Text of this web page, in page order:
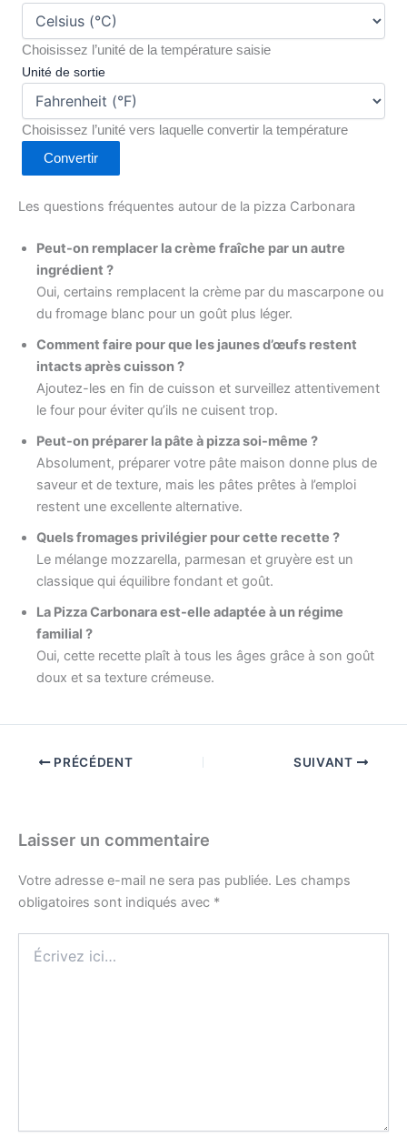
Choisissez l’unité de la température saisie
Unité de sortie
Choisissez l’unité vers laquelle convertir la température
Convertir
Les questions fréquentes autour de la pizza Carbonara
Peut-on remplacer la crème fraîche par un autre
ingrédient ?
Oui, certains remplacent la crème par du mascarpone ou
du fromage blanc pour un goût plus léger.
Comment faire pour que les jaunes d’œufs restent
intacts après cuisson ?
Ajoutez-les en fin de cuisson et surveillez attentivement
le four pour éviter qu’ils ne cuisent trop.
Peut-on préparer la pâte à pizza soi-même ?
Absolument, préparer votre pâte maison donne plus de
saveur et de texture, mais les pâtes prêtes à l’emploi
restent une excellente alternative.
Quels fromages privilégier pour cette recette ?
Le mélange mozzarella, parmesan et gruyère est un
classique qui équilibre fondant et goût.
La Pizza Carbonara est-elle adaptée à un régime
familial ?
Oui, cette recette plaît à tous les âges grâce à son goût
doux et sa texture crémeuse.
PRÉCÉDENT SUIVANT
Laisser un commentaire
Votre adresse e-mail ne sera pas publiée. Les champs
obligatoires sont indiqués avec *
ici…